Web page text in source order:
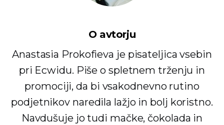
O avtorju
Anastasia Prokofieva je pisateljica vsebin
pri Ecwidu. Piše o spletnem trženju in
promociji, da bi vsakodnevno rutino
podjetnikov naredila lažjo in bolj koristno.
Navdušuje jo tudi mačke, čokolada in